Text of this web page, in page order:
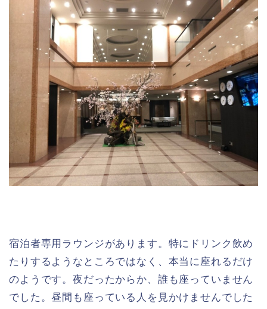
宿泊者専用ラウンジがあります。特にドリンク飲め
たりするようなところではなく、本当に座れるだけ
のようです。夜だったからか、誰も座っていません
でした。昼間も座っている人を見かけませんでした